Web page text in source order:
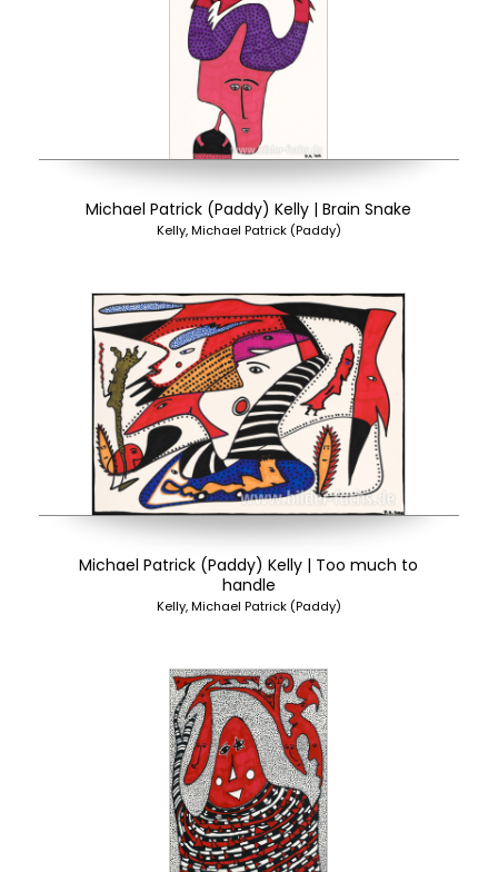
Michael Patrick (Paddy) Kelly | Brain Snake
Kelly, Michael Patrick (Paddy)
Michael Patrick (Paddy) Kelly | Too much to
handle
Kelly, Michael Patrick (Paddy)